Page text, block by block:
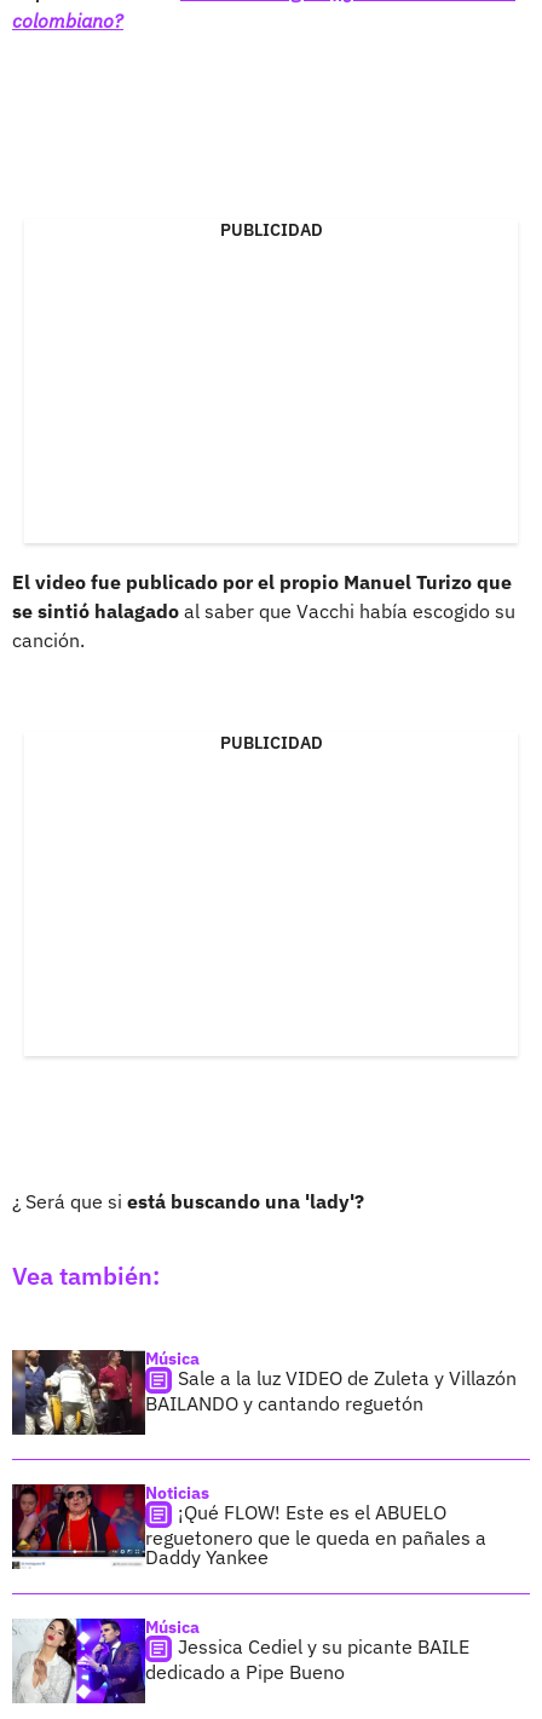
colombiano?
PUBLICIDAD
El video fue publicado por el propio Manuel Turizo que
se sintió halagado al saber que Vacchi había escogido su
canción.
PUBLICIDAD
¿ Será que si está buscando una 'lady'?
Vea también:
Música
Sale a la luz VIDEO de Zuleta y Villazón
BAILANDO y cantando reguetón
Noticias
¡Qué FLOW! Este es el ABUELO
reguetonero que le queda en pañales a
Daddy Yankee
Música
Jessica Cediel y su picante BAILE
dedicado a Pipe Bueno